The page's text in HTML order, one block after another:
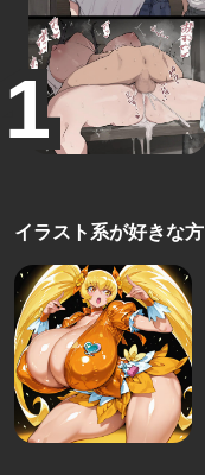
イラスト系が好きな方